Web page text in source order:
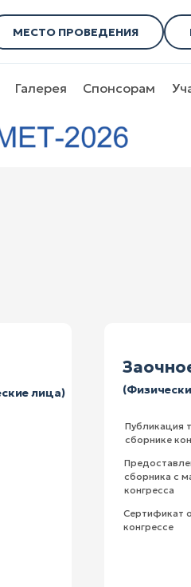
МЕСТО ПРОВЕДЕНИЯ
Галерея Спонсорам
лица)
Публикация
сборнике
сборника с
конгресса
Сертификат
конгрессе